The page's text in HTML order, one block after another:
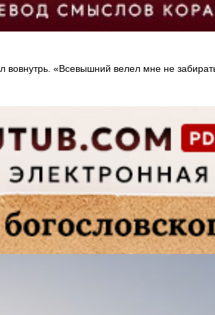
«Всевышний велел мне не